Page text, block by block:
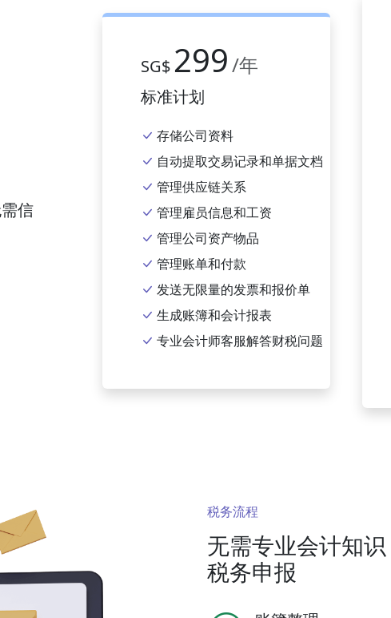
信
SG$ 299/年
标准计划
存储公司资料
自动提取交易记录和单据文档
管理供应链关系
管理雇员信息和工资
管理公司资产物品
管理账单和付款
发送无限量的发票和报价单
生成账簿和会计报表
专业会计师客服解答财税问题
税务流程
无需专业会计知
税务申报